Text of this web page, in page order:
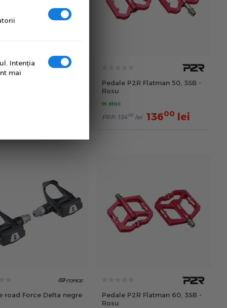
P2R Flatman 50, 3SB -
Pedale P2R Flatman 50, 3SB -
Rosu
in stoc
PRP: 15400 lei 13600 lei
road Force Delta negre
Pedale P2R Flatman 60, 3SB -
Rosu
Intenţia
mai